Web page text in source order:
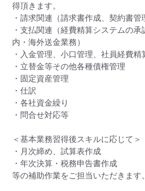
得頂きます。
・請求関連（請求書作成、契約書管
・支払関連（経費精算システムの
内・海外送金業務）
・入金管理、小口管理、社員経費精
・立替金等その他各種債権管理
・固定資産管理
・仕訳
・各社資金繰り
・問合せ対応等
＜基本業務習得後スキルに応じて＞
・月次締め、試算表作成
・年次決算・税務申告書作成
等の補助作業をご担当いただきます。